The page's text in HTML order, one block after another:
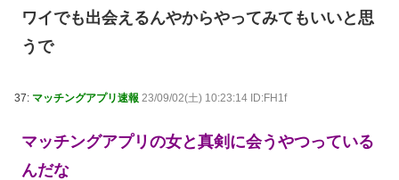
ワイでも出会えるんやからやってみてもいいと思
うで
37: マッチングアプリ速報 23/09/02(土) 10:23:14 ID:FH1f
マッチングアプリの女と真剣に会うやつっている
んだな